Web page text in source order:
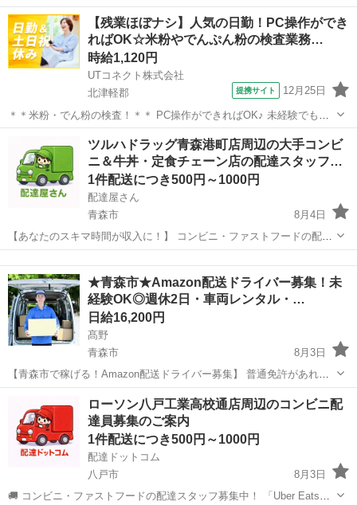
「未経験だけど稼ぎたい！」そんなあなたを応援します！【週休2日】
でプライベートも充実♪ 青森市内の担当エリアで、軽くて小さな荷物
をポストへお届けするお...
青森 青森市 ドライバー Amazon
【残業ほぼナシ】人気の日勤！PC操作ができ
ればOK☆米粉やでんぷん粉の検査業務…
時給1,120円
UTコネクト株式会社
北津軽郡
提携サイト 12月25日
＊＊米粉・でん粉の検査！＊＊ PC操作ができればOK♪ 未経験でも安
心の丁寧な研修あり！ さまざまな食品の原材料となる、 米・でん粉加
工品を製造している会社でのお仕事です！ ＜具体的には…＞ ◆製品管
理用・検査機器を使...
倉庫
ツルハドラッグ青森港町店周辺の大手コンビ
ニ＆牛丼・定食チェーン店の配達スタッフ…
1件配送につき500円～1000円
配達屋さん
青森市
8月4日
【あなたのスキマ時間が収入に！】 コンビニ・ファストフードの配達
バイト、始めませんか？ アプリで空いた時間にサクッと配達！ 配達す
るかどうかは、オファーを見てその場で自由に決められます♪
―――――――――― ...★青森市★Amazon配送ドライバー募集！未
経験OK◎週休2日・車両レンタル・…
日給16,200円
髙野
青森市
8月3日
【青森市で稼げる！Amazon配送ドライバー募集】 普通免許があれ
ば、未経験OK！☆軽貨物配送で、あなたの希望月収を実現しません
か？【充実の研修制度】で、スマホ操作や荷物の積み込みも丁寧に指
導。直行直帰も可能で、プライベー...
ドライバー Amazon
ローソン八戸工業高校通店周辺のコンビニ配
達員募集のご案内
1件配送につき500円～1000円
配達ドットコム
八戸市
8月3日
🚚 コンビニ・ファストフードの配達スタッフ募集中！ 「Uber Eats」